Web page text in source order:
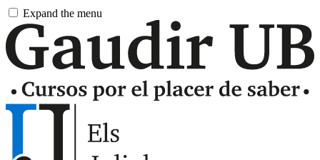
Pasar
contenido
principal
Expand the menu